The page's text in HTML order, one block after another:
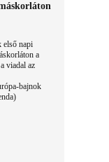
első napi
a
viadal az
bajnok